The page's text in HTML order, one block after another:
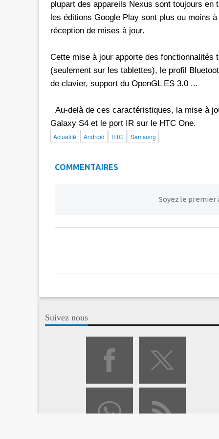
plupart des appareils Nexus sont toujours
les éditions Google Play sont plus ou moins
réception de mises à jour.
Cette mise à jour apporte des
(seulement sur ​​les tablettes), le profil
de clavier, support du OpenGL ES 3.0 ...
Au-delà de ces caractéristiques, la mise à
Galaxy S4 et le port IR sur le HTC One.
Actualité Android HTC Samsung
COMMENTAIRES
Soyez le premier
Suivez nous